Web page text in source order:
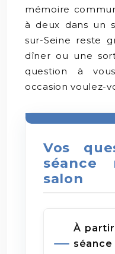
mémoire
à deux dans un
sur-Seine reste
dîner ou une
question à
occasion voulez-
Vos
séance
salon
À